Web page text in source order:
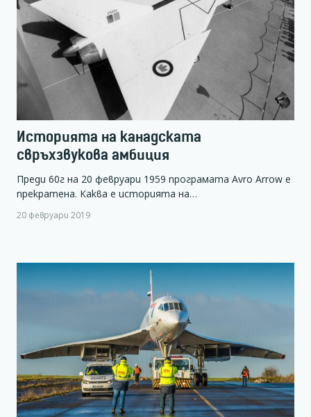
Историята на канадската
свръхзвукова амбиция
Преди 60г на 20 февруари 1959 програмата Avro Arrow е
прекратена. Каква е историята на…
20 февруари 2019